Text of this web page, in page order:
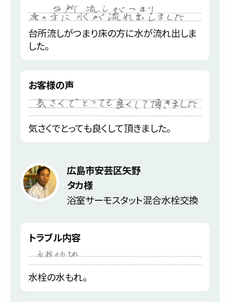
台所流しがつまり床の方に水が流れ出しま
した。
お客様の声
気さくでとっても良くして頂きました。
広島市安芸区矢野
タカ様
浴室サーモスタット混合水栓交換
トラブル内容
水栓の水もれ。